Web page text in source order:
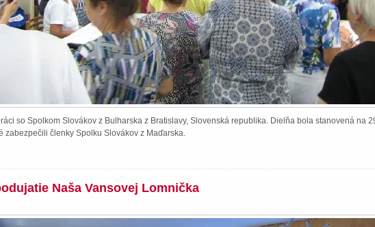
so Spolkom Slovákov z Bulharska z Bratislavy, Slovenská republika. Dielňa bola stanovená na
zabezpečili členky Spolku Slovákov z Maďarska.
Naša Vansovej Lomnička